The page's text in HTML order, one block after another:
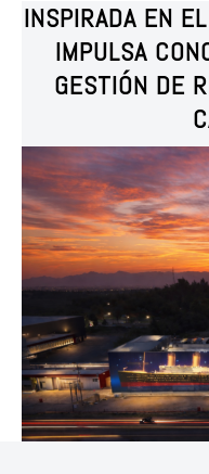
INSPIRADA EN
IMPULSA
GESTIÓN DE